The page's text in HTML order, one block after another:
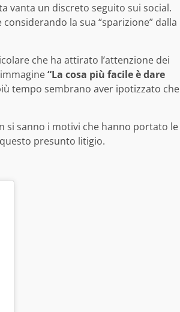
vanta un discreto seguito sui social.
considerando la sua “sparizione” dalla
che ha attirato l’attenzione dei
“La cosa più facile è dare
tempo sembrano aver ipotizzato che
si sanno i motivi che hanno portato le
presunto litigio.